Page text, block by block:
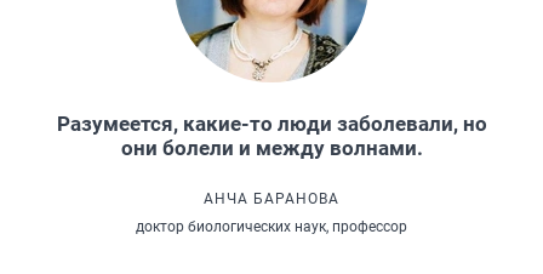
Разумеется, какие-то люди заболевали, но
они болели и между волнами.
АНЧА БАРАНОВА
доктор биологических наук, профессор